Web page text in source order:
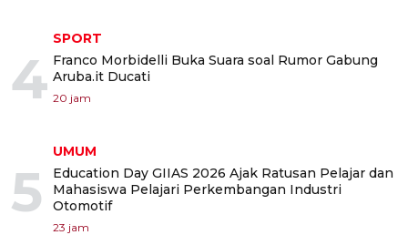
4
SPORT
Franco Morbidelli Buka Suara soal Rumor Gabung
Aruba.it Ducati
20 jam
5
UMUM
Education Day GIIAS 2026 Ajak Ratusan Pelajar dan
Mahasiswa Pelajari Perkembangan Industri
Otomotif
23 jam